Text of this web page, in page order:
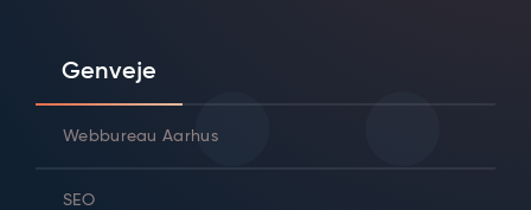
Genveje
Webbureau Aarhus
SEO